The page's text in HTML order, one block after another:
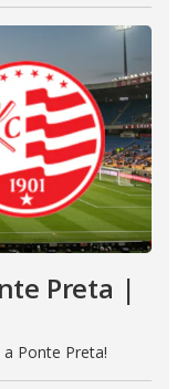
Preta |
Ponte Preta!